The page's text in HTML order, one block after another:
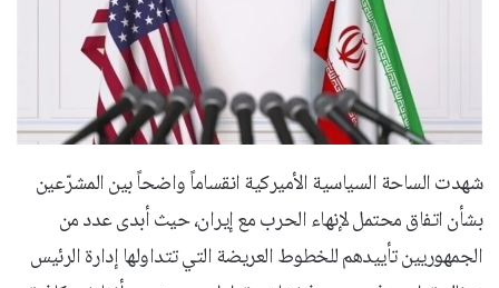
شهدت الساحة السياسية الأميركية انقساماً واضحاً بين المشرّعين
بشأن اتفاق محتمل لإنهاء الحرب مع إيران، حيث أبدى عدد من
الجمهوريين تأييدهم للخطوط العريضة التي تتداولها إدارة الرئيس